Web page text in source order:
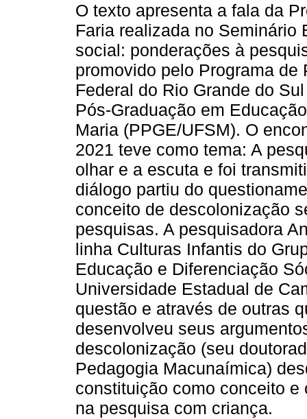
O texto apresenta a fala da
Faria realizada no Seminário
social: ponderações à
promovido pelo Programa
Federal do Rio Grande do
Pós-Graduação em
Maria (PPGE/UFSM). O
2021 teve como tema: A
olhar e a escuta e foi
diálogo partiu do
conceito de descolonização
pesquisas. A pesquisadora
linha Culturas Infantis do
Educação e Diferenciação
Universidade Estadual de
questão e através de outras
desenvolveu seus
descolonização (seu
Pedagogia Macunaímica)
constituição como conceito
na pesquisa com criança.